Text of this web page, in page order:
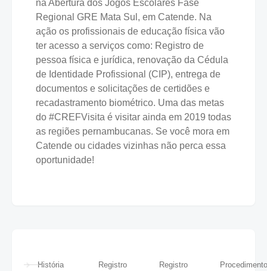
na Abertura dos Jogos Escolares Fase
Regional GRE Mata Sul, em Catende. Na
ação os profissionais de educação física vão
ter acesso a serviços como: Registro de
pessoa física e jurídica, renovação da Cédula
de Identidade Profissional (CIP), entrega de
documentos e solicitações de certidões e
recadastramento biométrico. Uma das metas
do #CREFVisita é visitar ainda em 2019 todas
as regiões pernambucanas. Se você mora em
Catende ou cidades vizinhas não perca essa
oportunidade!
História
Registro
Registro